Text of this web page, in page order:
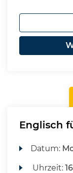
Englisch
Datum:
Uhrzeit: